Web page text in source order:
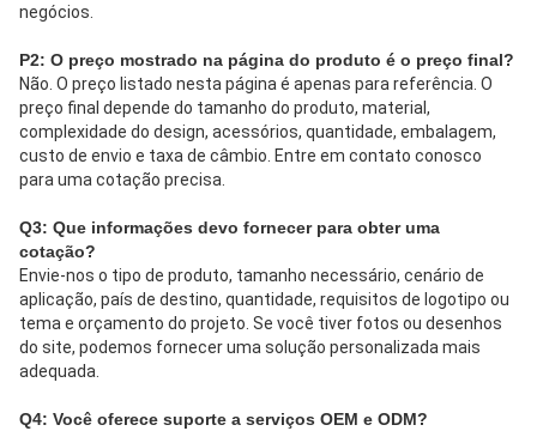
negócios.
P2: O preço mostrado na página do produto é o preço final?
Não. O preço listado nesta página é apenas para referência. O
preço final depende do tamanho do produto, material,
complexidade do design, acessórios, quantidade, embalagem,
custo de envio e taxa de câmbio. Entre em contato conosco
para uma cotação precisa.
Q3: Que informações devo fornecer para obter uma
cotação?
Envie-nos o tipo de produto, tamanho necessário, cenário de
aplicação, país de destino, quantidade, requisitos de logotipo ou
tema e orçamento do projeto. Se você tiver fotos ou desenhos
do site, podemos fornecer uma solução personalizada mais
adequada.
Q4: Você oferece suporte a serviços OEM e ODM?